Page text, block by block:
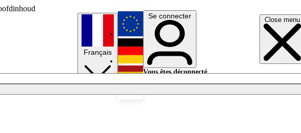
Close menu
Français
English
Deutsch
Se connecter
Vous êtes déconnecté.